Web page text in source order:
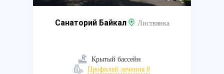
Санаторий Байкал Листвянка
Крытый бассейн
Профилей лечения 8